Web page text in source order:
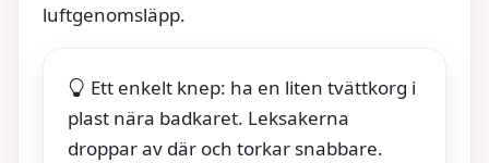
luftgenomsläpp.
Ett enkelt knep: ha en liten tvättkorg i
plast nära badkaret. Leksakerna
droppar av där och torkar snabbare.